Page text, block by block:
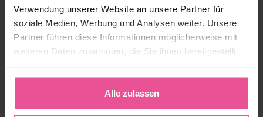
Verwendung unserer Website an unsere Partner für
soziale Medien, Werbung und Analysen weiter. Unsere
Partner führen diese Informationen möglicherweise mit
weiteren Daten zusammen, die Sie ihnen bereitgestellt
gesammelt haben.
Alle zulassen
- + Zum Warenkorb hinzufügen
Produkt-ID: LIPO-ED03
Hersteller:LIPOELASTIC
Versandoptionen